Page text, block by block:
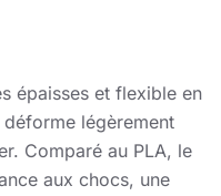
épaisses et flexible en
légèrement
Comparé au PLA, le
aux chocs, une